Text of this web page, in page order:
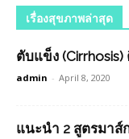
เรื่องสุขภาพล่าสุด
ตับแข็ง (Cirrhosis)
admin - April 8, 2020
แนะนำ 2 สูตรมาส์